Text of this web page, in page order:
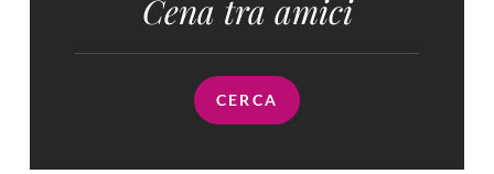
Cena tra amici
CERCA